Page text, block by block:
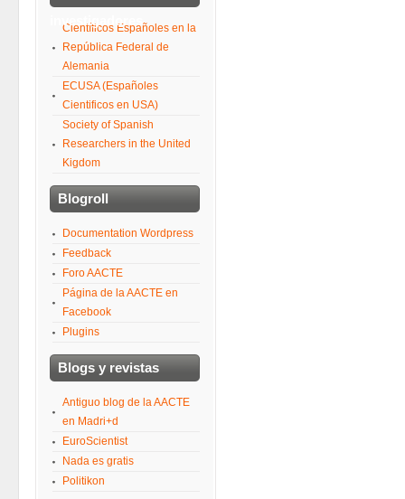
investigadores
Científicos Españoles en la
República Federal de
Alemania
ECUSA (Españoles
Cientificos en USA)
Society of Spanish
Researchers in the United
Kigdom
Blogroll
Documentation Wordpress
Feedback
Foro AACTE
Página de la AACTE en
Facebook
Plugins
Blogs y revistas
Antiguo blog de la AACTE
en Madri+d
EuroScientist
Nada es gratis
Politikon